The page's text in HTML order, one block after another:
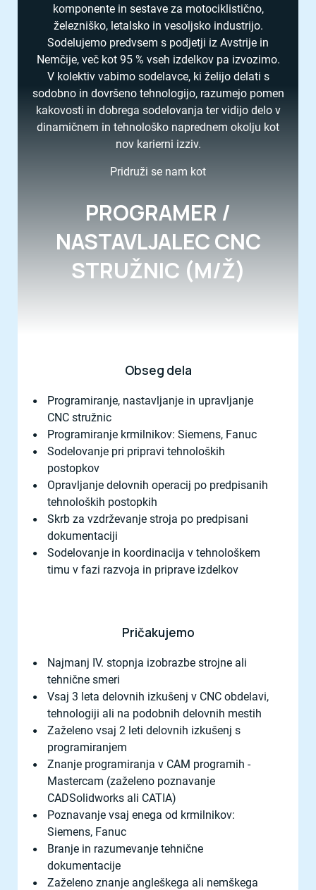
komponente in sestave za motociklistično,
železniško, letalsko in vesoljsko industrijo.
Sodelujemo predvsem s podjetji iz Avstrije in
Nemčije, več kot 95 % vseh izdelkov pa izvozimo.
V kolektiv vabimo sodelavce, ki želijo delati s
sodobno in dovršeno tehnologijo, razumejo pomen
kakovosti in dobrega sodelovanja ter vidijo delo v
dinamičnem in tehnološko naprednem okolju kot
nov karierni izziv.
Pridruži se nam kot
PROGRAMER /
NASTAVLJALEC CNC
STRUŽNIC (M/Ž)
Obseg dela
Programiranje, nastavljanje in upravljanje
CNC stružnic
Programiranje krmilnikov: Siemens, Fanuc
Sodelovanje pri pripravi tehnoloških
postopkov
Opravljanje delovnih operacij po predpisanih
tehnoloških postopkih
Skrb za vzdrževanje stroja po predpisani
dokumentaciji
Sodelovanje in koordinacija v tehnološkem
timu v fazi razvoja in priprave izdelkov
Pričakujemo
Najmanj IV. stopnja izobrazbe strojne ali
tehnične smeri
Vsaj 3 leta delovnih izkušenj v CNC obdelavi,
tehnologiji ali na podobnih delovnih mestih
Zaželeno vsaj 2 leti delovnih izkušenj s
programiranjem
Znanje programiranja v CAM programih -
Mastercam (zaželeno poznavanje
CADSolidworks ali CATIA)
Poznavanje vsaj enega od krmilnikov:
Siemens, Fanuc
Branje in razumevanje tehnične
dokumentacije
Zaželeno znanje angleškega ali nemškega